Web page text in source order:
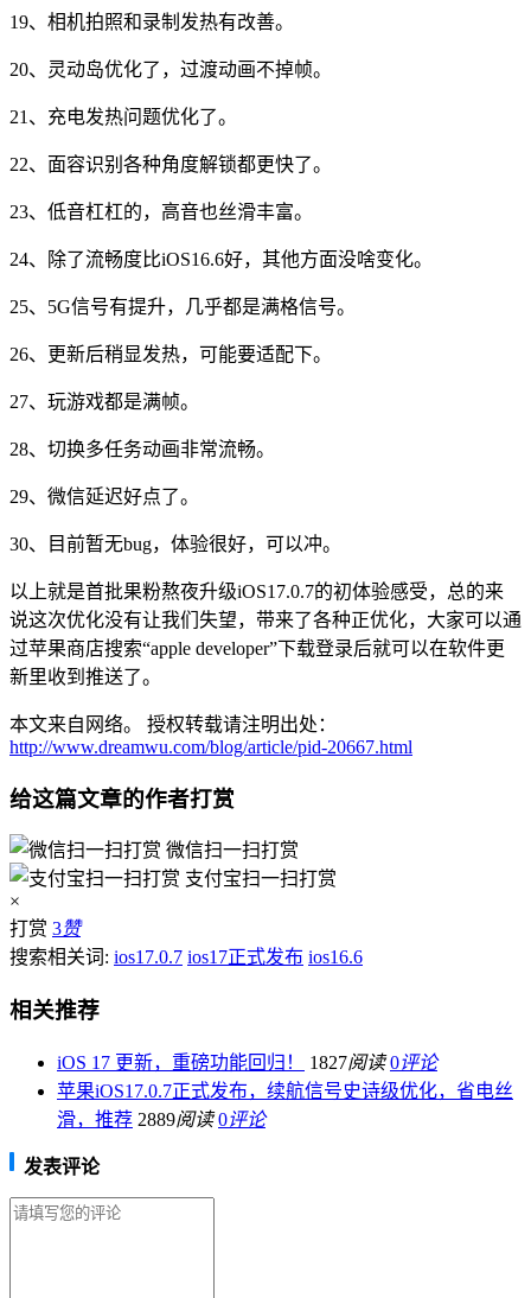
19、相机拍照和录制发热有改善。
20、灵动岛优化了，过渡动画不掉帧。
21、充电发热问题优化了。
22、面容识别各种角度解锁都更快了。
23、低音杠杠的，高音也丝滑丰富。
24、除了流畅度比iOS16.6好，其他方面没啥变化。
25、5G信号有提升，几乎都是满格信号。
26、更新后稍显发热，可能要适配下。
27、玩游戏都是满帧。
28、切换多任务动画非常流畅。
29、微信延迟好点了。
30、目前暂无bug，体验很好，可以冲。
以上就是首批果粉熬夜升级iOS17.0.7的初体验感受，总的来
说这次优化没有让我们失望，带来了各种正优化，大家可以通
过苹果商店搜索“apple developer”下载登录后就可以在软件更
新里收到推送了。
本文来自网络。 授权转载请注明出处：
http://www.dreamwu.com/blog/article/pid-20667.html
给这篇文章的作者打赏
微信扫一扫打赏
支付宝扫一扫打赏
×
打赏 3赞
搜索相关词: ios17.0.7 ios17正式发布 ios16.6
相关推荐
iOS 17 更新，重磅功能回归！ 1827阅读 0评论
苹果iOS17.0.7正式发布，续航信号史诗级优化，省电丝
滑，推荐 2889阅读 0评论
发表评论